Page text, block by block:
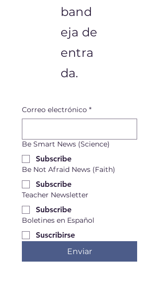
band
eja de
entra
da.
Correo electrónico *
Be Smart News (Science)
Subscribe
Be Not Afraid News (Faith)
Subscribe
Teacher Newsletter
Subscribe
Boletines en Español
Suscribirse
Enviar